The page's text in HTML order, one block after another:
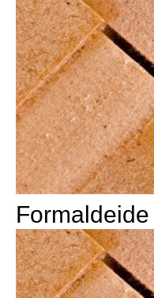
Formaldeide